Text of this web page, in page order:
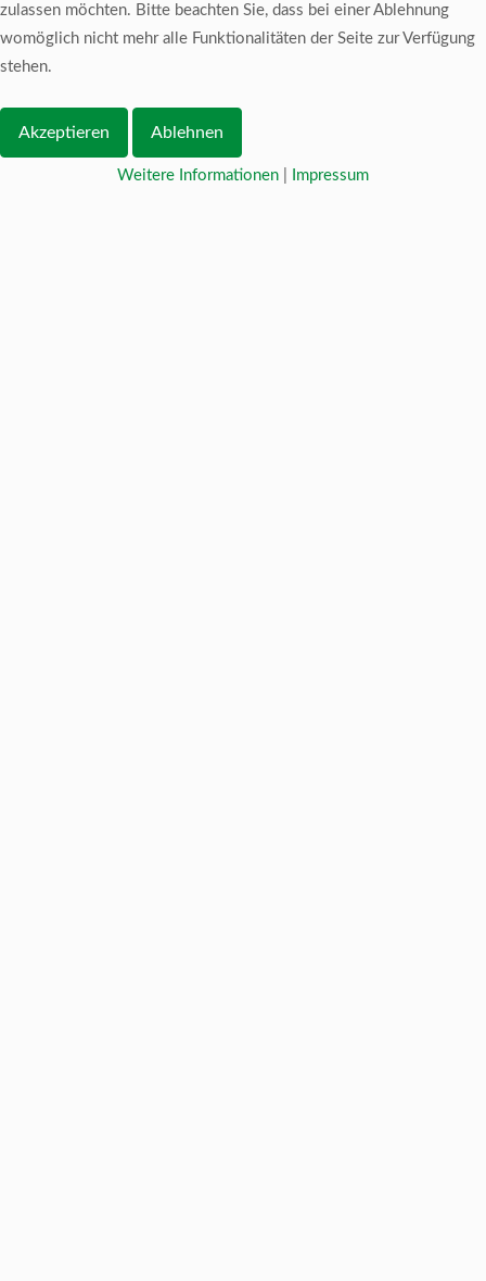
zulassen möchten. Bitte beachten Sie, dass bei einer Ablehnung
womöglich nicht mehr alle Funktionalitäten der Seite zur Verfügung
stehen.
Akzeptieren Ablehnen
Weitere Informationen Impressum